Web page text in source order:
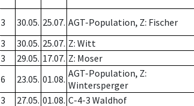
3 30.05. 25.07. AGT-Population, Z: Fischer
3 30.05. 25.07. Z: Witt
3 29.05. 17.07. Z: Moser
6 23.05. 01.08. AGT-Population, Z:
Wintersperger
3 27.05. 01.08. C-4-3 Waldhof